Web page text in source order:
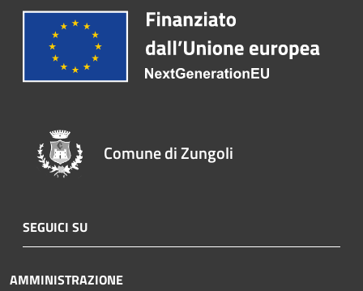
Comune di Zungoli
SEGUICI SU
AMMINISTRAZIONE